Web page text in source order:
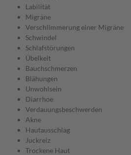
Labilität
Migräne
Verschlimmerung einer Migräne
Schwindel
Schlafstörungen
Übelkeit
Bauchschmerzen
Blähungen
Unwohlsein
Diarrhoe
Verdauungsbeschwerden
Akne
Hautausschlag
Juckreiz
Trockene Haut